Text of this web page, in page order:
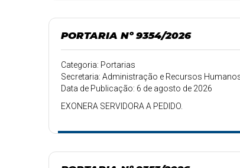
PORTARIA Nº 9354/2026
Categoria: Portarias
Secretaria: Administração e Recursos
Data de Publicação: 6 de agosto de 2026
EXONERA SERVIDORA A PEDIDO.